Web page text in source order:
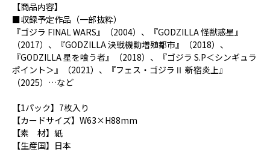
【商品内容】
■収録予定作品（一部抜粋）
『ゴジラ FINAL WARS』（2004）、『GODZILLA 怪獣惑星』
（2017）、『GODZILLA 決戦機動増殖都市』（2018）、
『GODZILLA 星を喰う者』（2018）、『ゴジラ S.P＜シンギュラ
ポイント＞』（2021）、『フェス・ゴジラⅡ 新宿炎上』
（2025）…など
【1パック】7枚入り
【カードサイズ】W63×H88mm
【素 材】紙
【生産国】日本